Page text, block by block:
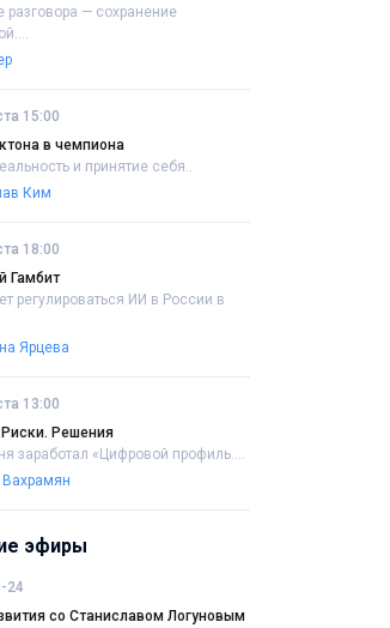
разговора — сохранение
15:00
в чемпиона
и принятие себя..
Ким
18:00
Гамбит
регулироваться ИИ в России в
Ярцева
13:00
Риски. Решения
заработал «Цифровой профиль....
Вахрамян
эфиры
24
со Станиславом Логуновым